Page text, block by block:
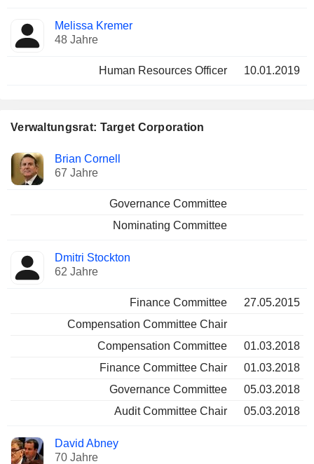
Melissa Kremer
48 Jahre
Human Resources Officer 10.01.2019
Verwaltungsrat: Target Corporation
Verwaltungsratsmitglied
Brian Cornell
67 Jahre
Governance Committee
Nominating Committee
Dmitri Stockton
62 Jahre
Finance Committee
27.05.2015
Compensation Committee Chair
Compensation Committee
01.03.2018
Finance Committee Chair
01.03.2018
Governance Committee
05.03.2018
Audit Committee Chair
05.03.2018
David Abney
70 Jahre